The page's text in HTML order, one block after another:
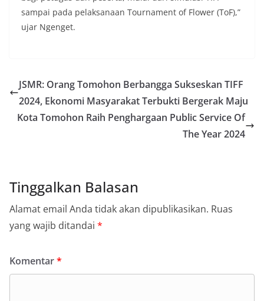
sampai pada pelaksanaan Tournament of Flower (ToF),”
ujar Ngenget.
JSMR: Orang Tomohon Berbangga Sukseskan TIFF
2024, Ekonomi Masyarakat Terbukti Bergerak Maju
Kota Tomohon Raih Penghargaan Public Service Of
The Year 2024
Tinggalkan Balasan
Alamat email Anda tidak akan dipublikasikan. Ruas
yang wajib ditandai *
Komentar*